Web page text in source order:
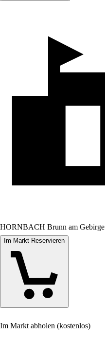
HORNBACH Brunn am Gebirge
Im Markt Reservieren
Im Markt abholen (kostenlos)